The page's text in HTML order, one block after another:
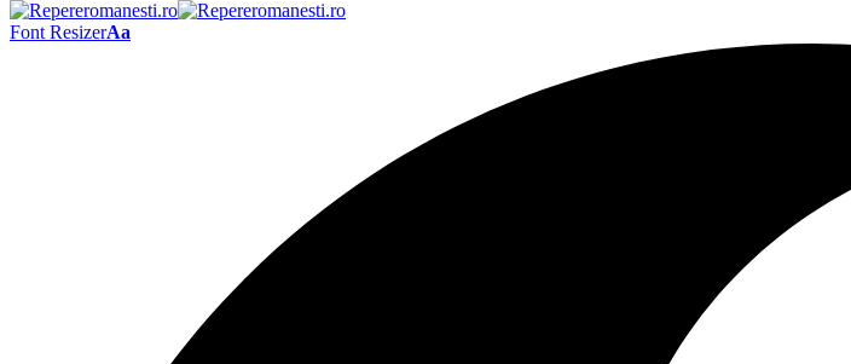
Font ResizerAa